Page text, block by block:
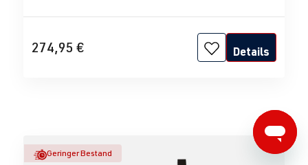
274,95 € Details
Geringer Bestand